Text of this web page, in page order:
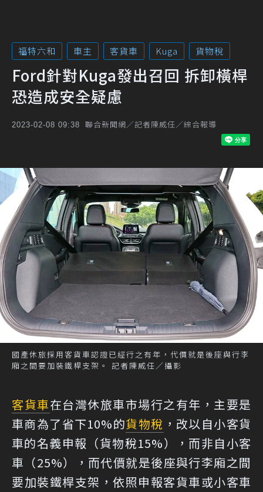
福特六和 車主 客貨車 Kuga 貨物稅
Ford針對Kuga發出召回 拆卸橫桿
恐造成安全疑慮
2023-02-08 09:38 聯合新聞網／記者陳威任／綜合報導
國產休旅採用客貨車認證已經行之有年，代價就是後座與行李
廂之間要加裝鐵桿支架。 記者陳威任／攝影
客貨車在台灣休旅車市場行之有年，主要是
車商為了省下10%的貨物稅 ，改以自小客貨
車的名義申報（貨物稅15%），而非自小客
車（25%），而代價就是後座與行李廂之間
要加裝鐵桿支架，依照申報客貨車或小客車